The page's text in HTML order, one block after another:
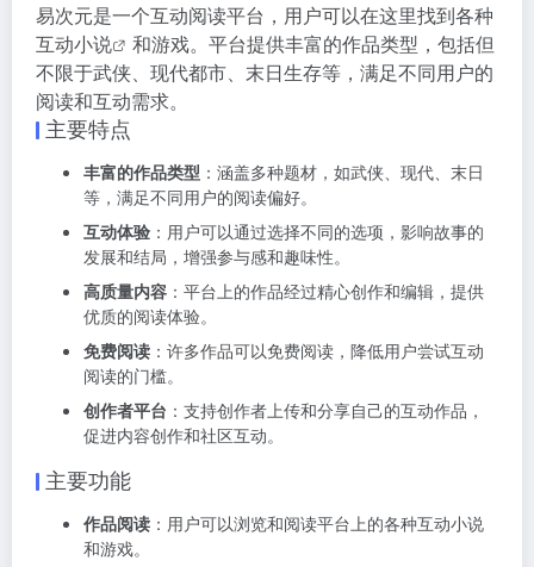
易次元是一个互动阅读平台，用户可以在这里找到各种
互动小说
和游戏。平台提供丰富的作品类型，包括但
不限于武侠、现代都市、末日生存等，满足不同用户的
阅读和互动需求。
主要特点
丰富的作品类型 ：涵盖多种题材，如武侠、现代、末日
等，满足不同用户的阅读偏好。
互动体验 ：用户可以通过选择不同的选项，影响故事的
发展和结局，增强参与感和趣味性。
高质量内容 ：平台上的作品经过精心创作和编辑，提供
优质的阅读体验。
免费阅读 ：许多作品可以免费阅读，降低用户尝试互动
阅读的门槛。
创作者平台 ：支持创作者上传和分享自己的互动作品，
促进内容创作和社区互动。
主要功能
作品阅读 ：用户可以浏览和阅读平台上的各种互动小说
和游戏。